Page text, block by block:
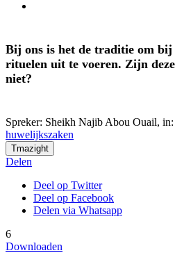
Bij ons is het de traditie om
rituelen uit te voeren. Zijn
niet?
Spreker: Sheikh Najib Abou Ouail, in:
huwelijkszaken
Tmazight
Delen
Deel op Twitter
Deel op Facebook
Delen via Whatsapp
6
Downloaden